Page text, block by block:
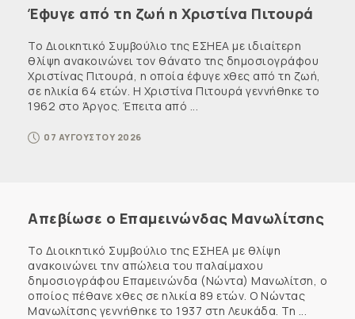
Έφυγε από τη ζωή η Χριστίνα Πιτουρά
Το Διοικητικό Συμβούλιο της ΕΣΗΕΑ με ιδιαίτερη
θλίψη ανακοινώνει τον θάνατο της δημοσιογράφου
Χριστίνας Πιτουρά, η οποία έφυγε χθες από τη ζωή,
σε ηλικία 64 ετών. Η Χριστίνα Πιτουρά γεννήθηκε το
1962 στο Άργος. Έπειτα από ...
07 ΑΥΓΟΥΣΤΟΥ 2026
Απεβίωσε ο Επαμεινώνδας Μανωλίτσης
Το Διοικητικό Συμβούλιο της ΕΣΗΕΑ με θλίψη
ανακοινώνει την απώλεια του παλαίμαχου
δημοσιογράφου Επαμεινώνδα (Νώντα) Μανωλίτση, ο
οποίος πέθανε χθες σε ηλικία 89 ετών. Ο Νώντας
Μανωλίτσης γεννήθηκε το 1937 στη Λευκάδα. Τη ...